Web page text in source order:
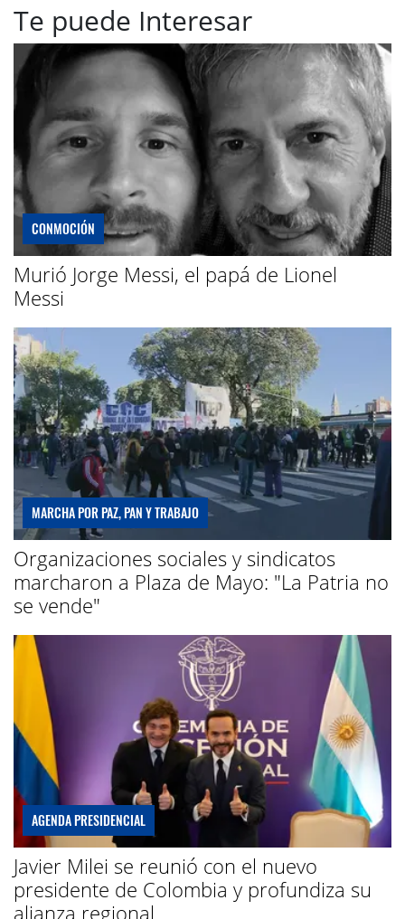
Te puede Interesar
CONMOCIÓN
Murió Jorge Messi, el papá de Lionel
Messi
MARCHA POR PAZ, PAN Y TRABAJO
Organizaciones sociales y sindicatos
marcharon a Plaza de Mayo: "La Patria no
se vende"
AGENDA PRESIDENCIAL
Javier Milei se reunió con el nuevo
presidente de Colombia y profundiza su
alianza regional